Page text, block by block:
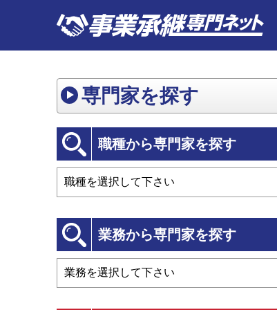
専門家を探す
職種から専門家を探す
業務から専門家を探す